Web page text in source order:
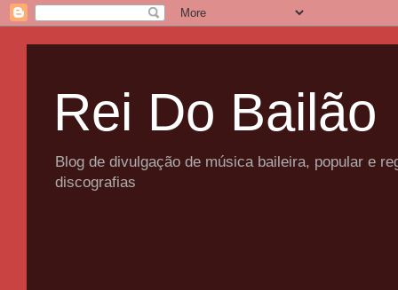
Rei Do Bailão
Blog de divulgação de música baileira, popular e
discografias